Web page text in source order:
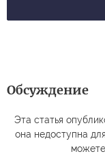
Обсуждение
Эта статья
она недоступна